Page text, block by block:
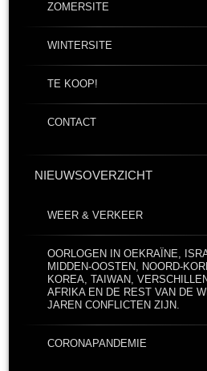
ZOMERSITE
WINTERSITE
TE KOOP!
CONTACT
NIEUWSOVERZICHT
WEER & VERKEER
OORLOGEN IN OEKRAÏNE,
MIDDEN-OOSTEN, NOORD-
KOREA, TAIWAN,
AFRIKA EN DE REST VAN DE
JAREN CONFLICTEN ZIJN.
CORONAPANDEMIE